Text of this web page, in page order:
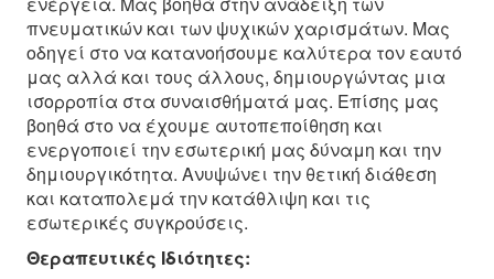
πνευματικών και των ψυχικών χαρισμάτων. Μας
οδηγεί στο να κατανοήσουμε καλύτερα τον εαυτό
μας αλλά και τους άλλους, δημιουργώντας μια
ισορροπία στα συναισθήματά μας. Επίσης μας
βοηθά στο να έχουμε αυτοπεποίθηση και
ενεργοποιεί την εσωτερική μας δύναμη και την
δημιουργικότητα. Ανυψώνει την θετική διάθεση
και καταπολεμά την κατάθλιψη και τις
εσωτερικές συγκρούσεις.
Θεραπευτικές Ιδιότητες: